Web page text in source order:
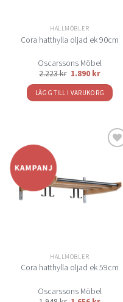
HALLMÖBLER
Cora hatthylla oljad ek 90cm
Oscarssons Möbel
2.223kr 1.890 kr
LÄGG TILL I VARUKORG
önskelistan
HALLMÖBLER
Cora hatthylla oljad ek 59cm
Oscarssons Möbel